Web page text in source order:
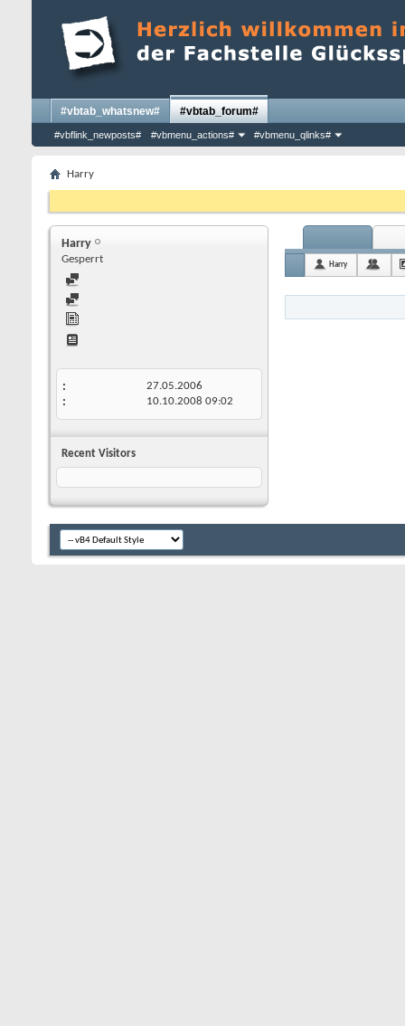
#vbtab_whatsnew# #vbtab_forum#
#vbflink_newposts# #vbmenu_actions# #vbmenu_qlinks#
Harry
Harry
Gesperrt
27.05.2006
10.10.2008 09:02
Recent Visitors
Harry